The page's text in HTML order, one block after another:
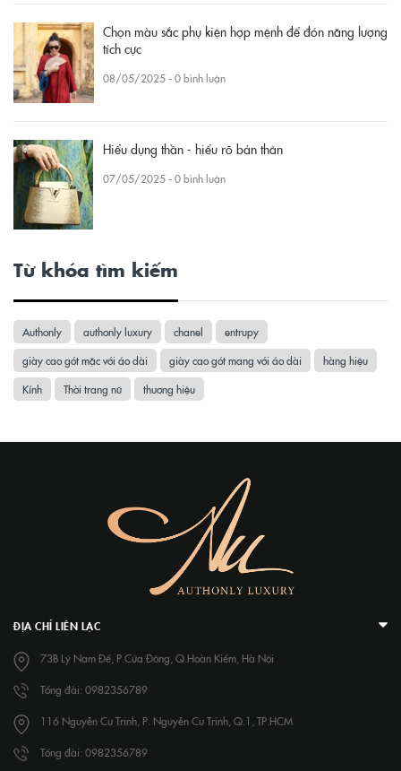
Chọn màu sắc phụ kiện hợp mệnh để đón năng lượng
tích cực
08/05/2025 - 0 bình luận
Hiểu dụng thần - hiểu rõ bản thân
07/05/2025 - 0 bình luận
Từ khóa tìm kiếm
Authonly authonly luxury chanel
entrupy
giày cao gót mặc với áo dài
giày cao gót mang với áo dài
hàng hiệu
Kính
Thời trang nữ thương hiệu
ĐỊA CHỈ LIÊN LẠC
73B Lý Nam Đế, P.Cửa Đông, Q.Hoàn Kiếm, Hà Nội
Tổng đài: 0982356789
116 Nguyễn Cư Trinh, P. Nguyễn Cư Trinh, Q.1, TP.HCM
Tổng đài: 0982356789